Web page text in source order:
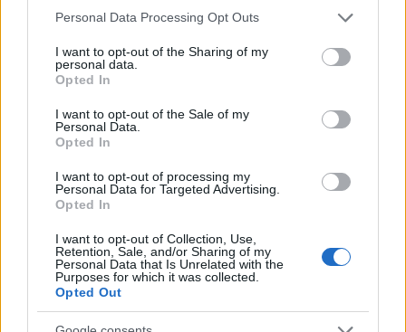
Please note that this website/app uses one or more Google
not limited to your visit or usage behaviour. You may click to
grant or deny consent to Google and its third-party tags to
use your data for below specified purposes in below Google
consent section.
Personal Data Processing Opt Outs
I want to opt-out of the Sharing of my
personal data.
Opted In
I want to opt-out of the Sale of my
Personal Data.
Opted In
I want to opt-out of processing my
Personal Data for Targeted Advertising.
Opted In
I want to opt-out of Collection, Use,
Retention, Sale, and/or Sharing of my
Personal Data that Is Unrelated with the
Purposes for which it was collected.
Opted Out